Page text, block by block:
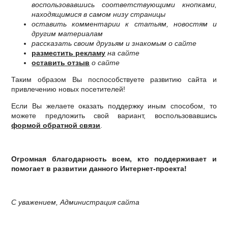
воспользовавшись соответствующими кнопками,
находящимися в самом низу страницы
оставить комментарии к статьям, новостям и
другим материалам
рассказать своим друзьям и знакомым о сайте
разместить рекламу на сайте
оставить отзыв о сайте
Таким образом Вы поспособствуете развитию сайта и
привлечению новых посетителей!
Если Вы желаете оказать поддержку иным способом, то
можете предложить свой вариант, воспользовавшись
формой обратной связи
Огромная благодарность всем, кто поддерживает и
помогает в развитии данного Интернет-проекта!
C уважением, Администрация сайта